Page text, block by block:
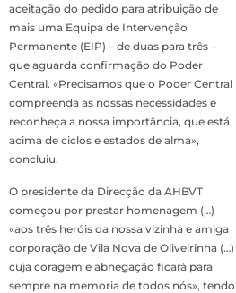
aceitação do pedido para atribuição de
mais uma Equipa de Intervenção
Permanente (EIP) – de duas para três –
que aguarda confirmação do Poder
Central. «Precisamos que o Poder Central
compreenda as nossas necessidades e
reconheça a nossa importância, que está
acima de ciclos e estados de alma»,
concluiu.
O presidente da Direcção da AHBVT
começou por prestar homenagem (…)
«aos três heróis da nossa vizinha e amiga
corporação de Vila Nova de Oliveirinha (…)
cuja coragem e abnegação ficará para
sempre na memoria de todos nós», tendo